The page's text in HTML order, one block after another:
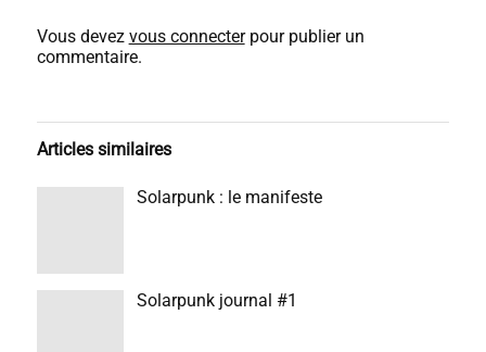
Vous devez vous connecterpour publier un
commentaire.
Articles similaires
Solarpunk : le manifeste
Solarpunk journal #1